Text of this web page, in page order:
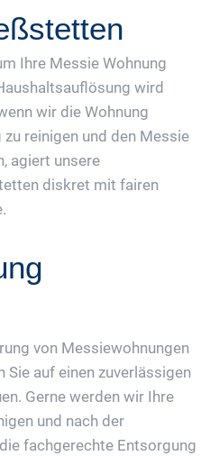
Ihre Messie Wohnung
wird
wir die Wohnung
reinigen und den Messie
agiert unsere
diskret mit fairen
von Messiewohnungen
Sie auf einen zuverlässigen
Gerne werden wir Ihre
und nach der
fachgerechte Entsorgung